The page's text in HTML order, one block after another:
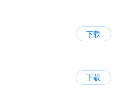
下载
下载